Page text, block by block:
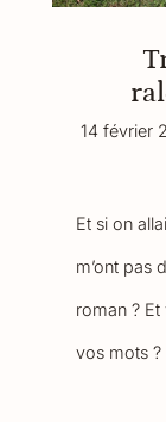
14 février
Et si on
m’ont pas
roman ? Et
vos mots ?